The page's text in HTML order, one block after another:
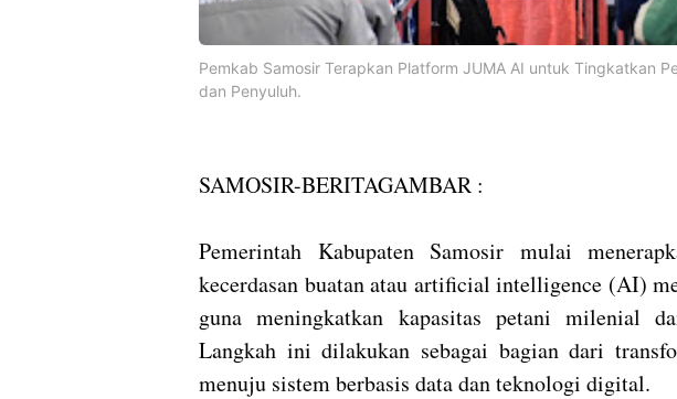
Pemkab Samosir Terapkan Platform JUMA AI untuk Tingkatkan
dan Penyuluh.
SAMOSIR-BERITAGAMBAR :
Pemerintah Kabupaten Samosir mulai
kecerdasan buatan atau artificial intelligence (AI)
guna meningkatkan kapasitas petani milenial
Langkah ini dilakukan sebagai bagian dari
menuju sistem berbasis data dan teknologi digital.